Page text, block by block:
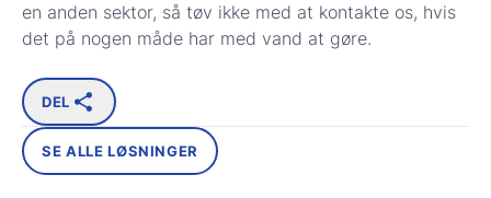
en anden sektor, så tøv ikke med at kontakte os, hvis
det på nogen måde har med vand at gøre.
DEL
SE ALLE LØSNINGER